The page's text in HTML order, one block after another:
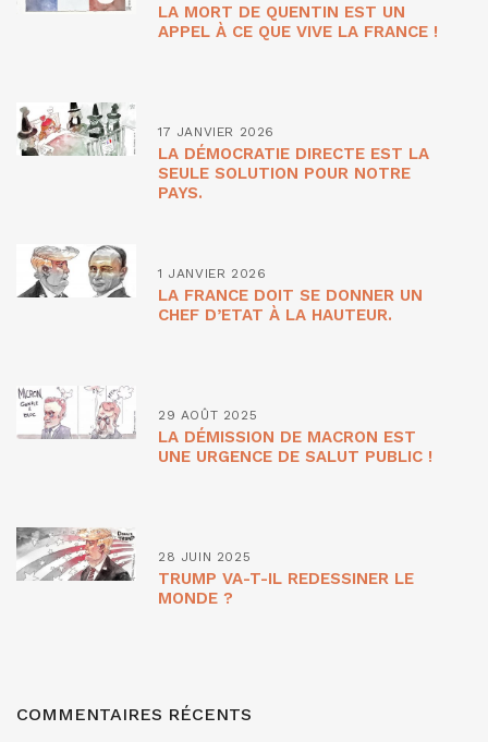
LA MORT DE QUENTIN EST UN
APPEL À CE QUE VIVE LA FRANCE !
17 JANVIER 2026
LA DÉMOCRATIE DIRECTE EST LA
SEULE SOLUTION POUR NOTRE
PAYS.
1 JANVIER 2026
LA FRANCE DOIT SE DONNER UN
CHEF D’ETAT À LA HAUTEUR.
29 AOÛT 2025
LA DÉMISSION DE MACRON EST
UNE URGENCE DE SALUT PUBLIC !
28 JUIN 2025
TRUMP VA-T-IL REDESSINER LE
MONDE ?
COMMENTAIRES RÉCENTS